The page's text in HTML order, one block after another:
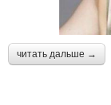
читать дальше →